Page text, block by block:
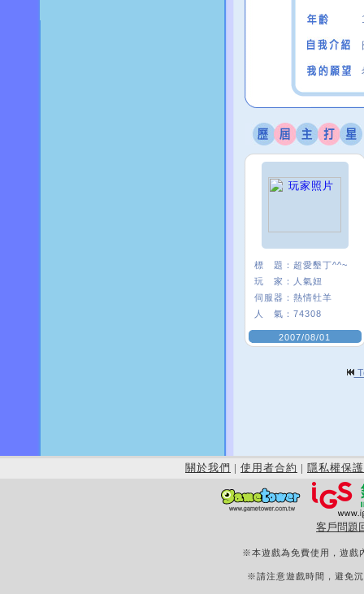
標 題： 超愛墾丁^^~
玩 家：
人氣妞
伺服器： 熱情牡羊
人 氣： 74308
2007/08/01
關於我們 | 使用者合約 | 隱私權保護
客戶問題
※本遊戲為免費使用，遊戲
※請注意遊戲時間，避免